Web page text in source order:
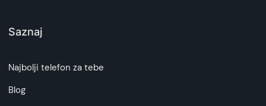
Saznaj
Najbolji telefon za tebe
Blog